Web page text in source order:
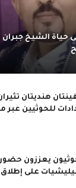
حياة الشيخ
هنديتان
للحوثيين عبر
يعززون
على